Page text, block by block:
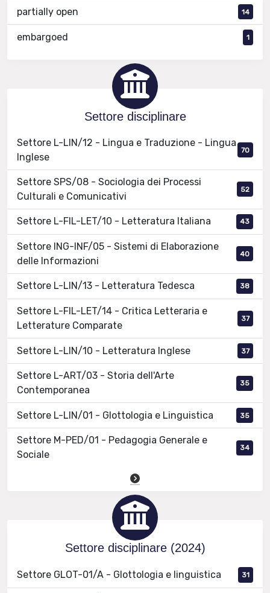
partially open 14
embargoed 1
Settore disciplinare
Settore L-LIN/12 - Lingua e Traduzione - Lingua
Inglese
70
Settore SPS/08 - Sociologia dei Processi
Culturali e Comunicativi
52
Settore L-FIL-LET/10 - Letteratura Italiana 43
Settore ING-INF/05 - Sistemi di Elaborazione
delle Informazioni
40
Settore L-LIN/13 - Letteratura Tedesca 38
Settore L-FIL-LET/14 - Critica Letteraria e
Letterature Comparate
37
Settore L-LIN/10 - Letteratura Inglese 37
Settore L-ART/03 - Storia dell'Arte
Contemporanea
35
Settore L-LIN/01 - Glottologia e Linguistica 35
Settore M-PED/01 - Pedagogia Generale e
Sociale
34
Settore disciplinare (2024)
Settore GLOT-01/A - Glottologia e linguistica 31